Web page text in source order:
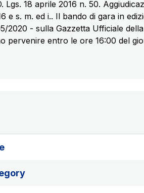
Lgs. 18 aprile 2016 n. 50.
e s. m. ed i.. Il bando di gara in
2020 - sulla Gazzetta Ufficiale
pervenire entro le ore 16:00 del